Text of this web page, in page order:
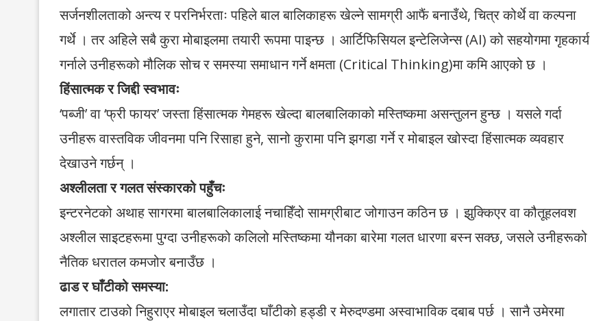
सर्जनशीलताको अन्त्य र परनिर्भरताः पहिले बाल बालिकाहरू खेल्ने सामग्री आफैं बनाउँथे, चित्र कोर्थे वा कल्पना
गर्थे । तर अहिले सबै कुरा मोबाइलमा तयारी रूपमा पाइन्छ । आर्टिफिसियल इन्टेलिजेन्स (AI) को सहयोगमा गृहकार्य
गर्नाले उनीहरूको मौलिक सोच र समस्या समाधान गर्ने क्षमता (Critical Thinking)मा कमि आएको छ ।
हिंसात्मक र जिद्दी स्वभावः
‘पब्जी’ वा ‘फ्री फायर’ जस्ता हिंसात्मक गेमहरू खेल्दा बालबालिकाको मस्तिष्कमा असन्तुलन हुन्छ । यसले गर्दा
उनीहरू वास्तविक जीवनमा पनि रिसाहा हुने, सानो कुरामा पनि झगडा गर्ने र मोबाइल खोस्दा हिंसात्मक व्यवहार
देखाउने गर्छन् ।
अश्लीलता र गलत संस्कारको पहुँचः
इन्टरनेटको अथाह सागरमा बालबालिकालाई नचाहिँदो सामग्रीबाट जोगाउन कठिन छ । झुक्किएर वा कौतूहलवश
अश्लील साइटहरूमा पुग्दा उनीहरूको कलिलो मस्तिष्कमा यौनका बारेमा गलत धारणा बस्न सक्छ, जसले उनीहरूको
नैतिक धरातल कमजोर बनाउँछ ।
ढाड र घाँटीको समस्या:
लगातार टाउको निहुराएर मोबाइल चलाउँदा घाँटीको हड्डी र मेरुदण्डमा अस्वाभाविक दबाब पर्छ । सानै उमेरमा